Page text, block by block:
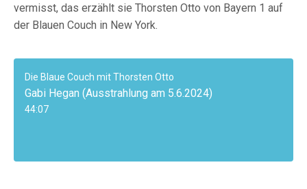
vermisst, das erzählt sie Thorsten Otto von Bayern 1 auf
der Blauen Couch in New York.
Die Blaue Couch mit Thorsten Otto
Gabi Hegan (Ausstrahlung am 5.6.2024)
44:07